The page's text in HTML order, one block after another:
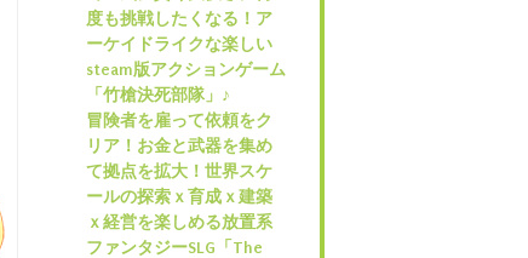
度も挑戦したくなる！ア
ーケイドライクな楽しい
steam版アクションゲーム
「竹槍決死部隊」♪
冒険者を雇って依頼をク
リア！お金と武器を集め
て拠点を拡大！世界スケ
ールの探索ｘ育成ｘ建築
ｘ経営を楽しめる放置系
ファンタジーSLG「The